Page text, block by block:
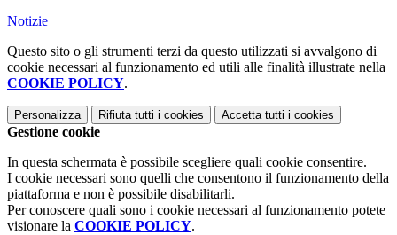
Notizie
Questo sito o gli strumenti terzi da questo utilizzati si avvalgono di
cookie necessari al funzionamento ed utili alle finalità illustrate nella
COOKIE POLICY.
Personalizza Rifiuta tutti i cookies Accetta tutti i cookies
Gestione cookie
In questa schermata è possibile scegliere quali cookie consentire.
I cookie necessari sono quelli che consentono il funzionamento della
piattaforma e non è possibile disabilitarli.
Per conoscere quali sono i cookie necessari al funzionamento potete
visionare la COOKIE POLICY.